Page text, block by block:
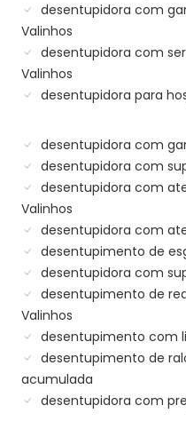
desentupidora com
Valinhos
desentupidora com
Valinhos
desentupidora para
desentupidora com
desentupidora com
desentupidora com
Valinhos
desentupidora com
desentupimento de
desentupidora com
desentupimento de
Valinhos
desentupimento com
desentupimento de
acumulada
desentupidora com